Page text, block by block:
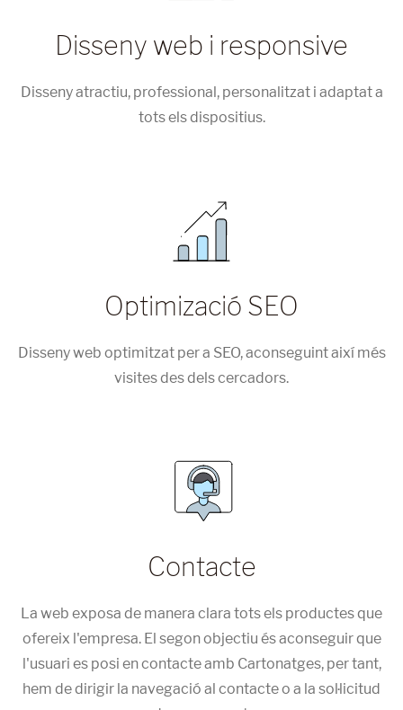
Disseny web i responsive
Disseny atractiu, professional, personalitzat i adaptat a
tots els dispositius.
Optimizació SEO
Disseny web optimitzat per a SEO, aconseguint així més
visites des dels cercadors.
Contacte
La web exposa de manera clara tots els productes que
ofereix l'empresa. El segon objectiu és aconseguir que
l'usuari es posi en contacte amb Cartonatges, per tant,
hem de dirigir la navegació al contacte o a la sol·licitud